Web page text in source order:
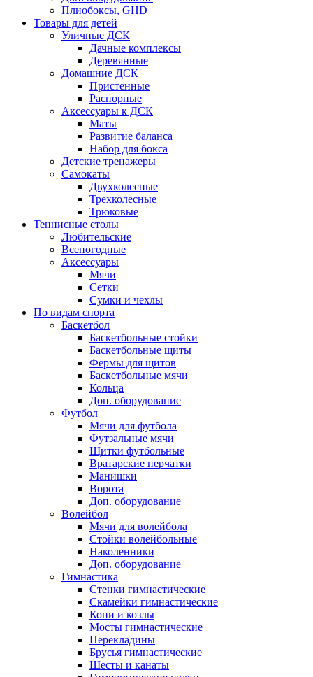
Плиобоксы, GHD
Товары для детей
Уличные ДСК
Дачные комплексы
Деревянные
Домашние ДСК
Пристенные
Распорные
Аксесcуары к ДСК
Маты
Развитие баланса
Набор для бокса
Детские тренажеры
Самокаты
Двухколесные
Трехколесные
Трюковые
Теннисные столы
Любительские
Всепогодные
Аксессуары
Мячи
Сетки
Сумки и чехлы
По видам спорта
Баскетбол
Баскетбольные стойки
Баскетбольные щиты
Фермы для щитов
Баскетбольные мячи
Кольца
Доп. оборудование
Футбол
Мячи для футбола
Футзальные мячи
Щитки футбольные
Вратарские перчатки
Манишки
Ворота
Доп. оборудование
Волейбол
Мячи для волейбола
Стойки волейбольные
Наколенники
Доп. оборудование
Гимнастика
Стенки гимнастические
Скамейки гимнастические
Кони и козлы
Мосты гимнастические
Перекладины
Брусья гимнастические
Шесты и канаты